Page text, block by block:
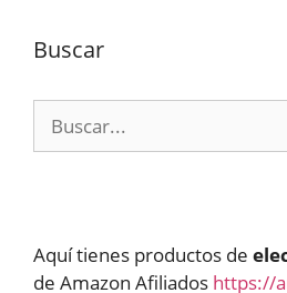
Buscar
Aquí tienes productos de
de Amazon Afiliados https://